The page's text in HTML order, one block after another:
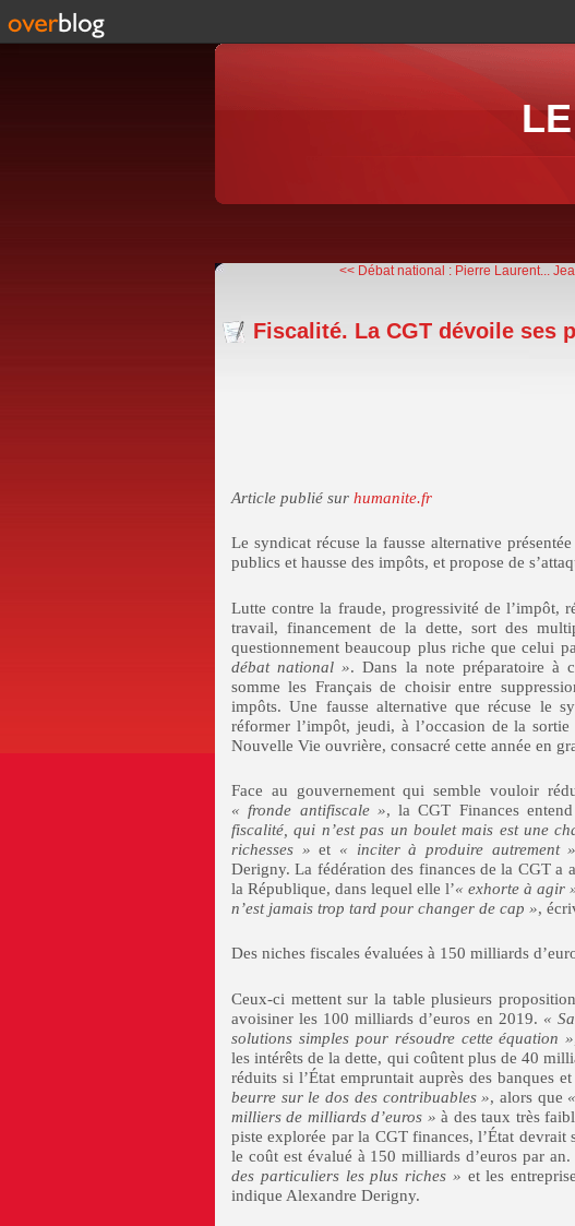
<< Débat national : Pierre Laurent...
Fiscalité. La CGT dévoile ses
Article publié sur humanite.fr
Le syndicat récuse la fausse alternative
publics et hausse des impôts, et propose de
Lutte contre la fraude, progressivité de l’impôt,
travail, financement de la dette, sort des
questionnement beaucoup plus riche que celui
débat national ». Dans la note préparatoire à
somme les Français de choisir entre
impôts. Une fausse alternative que récuse le
réformer l’impôt, jeudi, à l’occasion de la
Nouvelle Vie ouvrière, consacré cette année en
Face au gouvernement qui semble vouloir
« fronde antifiscale », la CGT Finances
fiscalité, qui n’est pas un boulet mais est une
richesses » et « inciter à produire autrement »
Derigny. La fédération des finances de la CGT a
la République, dans lequel elle l’« exhorte à agir
n’est jamais trop tard pour changer de cap »,
Des niches fiscales évaluées à 150 milliards
Ceux-ci mettent sur la table plusieurs
avoisiner les 100 milliards d’euros en 2019. «
solutions simples pour résoudre cette équation »
les intérêts de la dette, qui coûtent plus de 40
réduits si l’État empruntait auprès des banques
beurre sur le dos des contribuables », alors que
milliers de milliards d’euros » à des taux très
piste explorée par la CGT finances, l’État devrait
le coût est évalué à 150 milliards d’euros par an.
des particuliers les plus riches » et les
indique Alexandre Derigny.